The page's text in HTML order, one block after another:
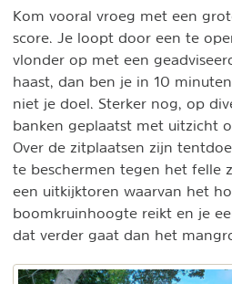
Kom vooral vroeg met een
score. Je loopt door een te
vlonder op met een
haast, dan ben je in 10
niet je doel. Sterker nog, op
banken geplaatst met uitzicht
Over de zitplaatsen zijn
te beschermen tegen het felle
een uitkijktoren waarvan het
boomkruinhoogte reikt en je
dat verder gaat dan het